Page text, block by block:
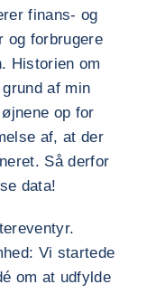
finans- og
og forbrugere
Historien om
af min
op for
af, at der
Så derfor
data!
Vi startede
om at udfylde